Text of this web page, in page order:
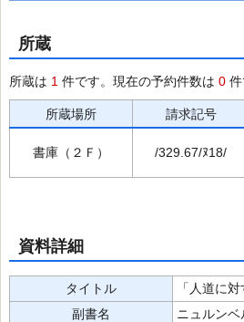
所蔵
所蔵は 1 件です。現在の予約件数は 0 件
所蔵場所 請求記号
書庫（２Ｆ） /329.67/ﾇ18/
資料詳細
タイトル
「人道に
副書名
ニュルン